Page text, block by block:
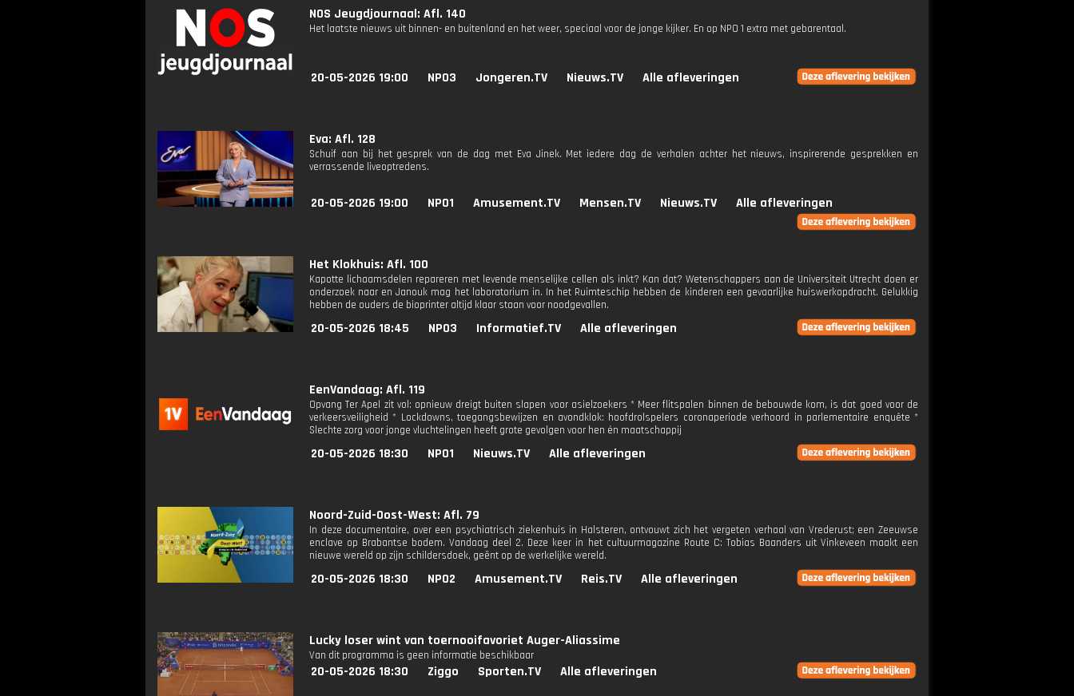
NOS Jeugdjournaal: Afl. 140
Het laatste nieuws uit binnen- en buitenland en het weer, speciaal voor de jonge kijker. En op NPO 1 extra met gebarentaal.
20-05-2026 19:00 NPO3 Jongeren.TV Nieuws.TV Alle afleveringen
Eva: Afl. 128
Schuif aan bij het gesprek van de dag met Eva Jinek. Met iedere dag de verhalen achter het nieuws, inspirerende gesprekken en
verrassende liveoptredens.
20-05-2026 19:00 NPO1 Amusement.TV Mensen.TV Nieuws.TV Alle afleveringen
Het Klokhuis: Afl. 100
Kapotte lichaamsdelen repareren met levende menselijke cellen als inkt? Kan dat? Wetenschappers aan de Universiteit Utrecht doen er
onderzoek naar en Janouk mag het laboratorium in. In het Ruimteschip hebben de kinderen een gevaarlijke huiswerkopdracht. Gelukkig
hebben de ouders de bioprinter altijd klaar staan voor noodgevallen.
20-05-2026 18:45 NPO3 Informatief.TV Alle afleveringen
EenVandaag: Afl. 119
Opvang Ter Apel zit vol: opnieuw dreigt buiten slapen voor asielzoekers * Meer flitspalen binnen de bebouwde kom, is dat goed voor de
verkeersveiligheid * Lockdowns, toegangsbewijzen en avondklok: hoofdrolspelers coronaperiode verhoord in parlementaire enquête *
Slechte zorg voor jonge vluchtelingen heeft grote gevolgen voor hen én maatschappij
20-05-2026 18:30 NPO1 Nieuws.TV Alle afleveringen
Noord-Zuid-Oost-West: Afl. 79
In deze documentaire, over een psychiatrisch ziekenhuis in Halsteren, ontvouwt zich het vergeten verhaal van Vrederust; een Zeeuwse
enclave op Brabantse bodem. Vandaag deel 2. Deze keer in het cultuurmagazine Route C: Tobias Baanders uit Vinkeveen maakt een
nieuwe wereld op zijn schildersdoek, geënt op de werkelijke wereld.
20-05-2026 18:30 NPO2 Amusement.TV Reis.TV Alle afleveringen
Lucky loser wint van toernooifavoriet Auger-Aliassime
Van dit programma is geen informatie beschikbaar
20-05-2026 18:30 Ziggo Sporten.TV Alle afleveringen